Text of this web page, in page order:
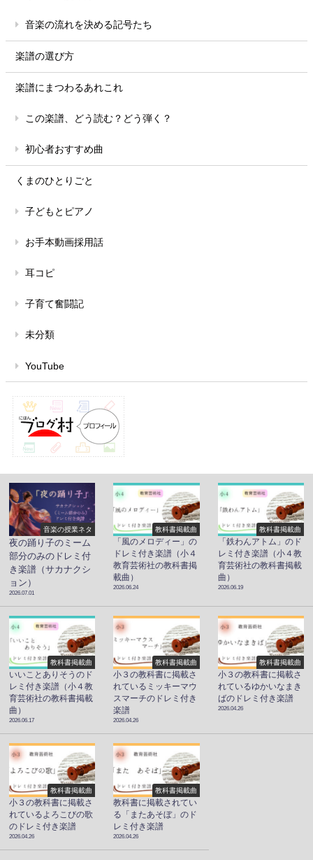
音楽の流れを決める記号たち
楽譜の選び方
楽譜にまつわるあれこれ
この楽譜、どう読む？どう弾く？
初心者おすすめ曲
くまのひとりごと
子どもとピアノ
お手本動画採用話
耳コピ
子育て奮闘記
未分類
YouTube
音楽の授業ネタ
夜の踊り子のミーム
部分のみのドレミ付
き楽譜（サカナクシ
ョン）
2026.07.01
教科書掲載曲
「風のメロディー」の
ドレミ付き楽譜（小４
教育芸術社の教科書掲
載曲）
2026.06.24
教科書掲載曲
「鉄わんアトム」のド
レミ付き楽譜（小４教
育芸術社の教科書掲載
曲）
2026.06.19
教科書掲載曲
いいことありそうのド
レミ付き楽譜（小４教
育芸術社の教科書掲載
曲）
2026.06.17
教科書掲載曲
小３の教科書に掲載さ
れているミッキーマウ
スマーチのドレミ付き
楽譜
2026.04.26
教科書掲載曲
小３の教科書に掲載さ
れているゆかいなまき
ばのドレミ付き楽譜
2026.04.26
教科書掲載曲
小３の教科書に掲載さ
れているよろこびの歌
のドレミ付き楽譜
2026.04.26
教科書掲載曲
教科書に掲載されてい
る「またあそぼ」のド
レミ付き楽譜
2026.04.26